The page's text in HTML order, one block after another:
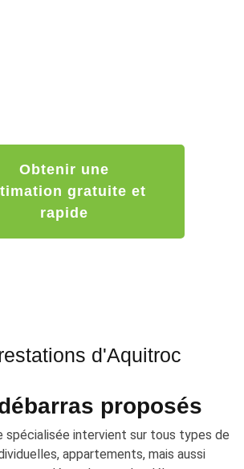
Obtenir une
gratuite et
rapide
d'Aquitroc
proposés
spécialisée intervient sur tous types de
appartements, mais aussi